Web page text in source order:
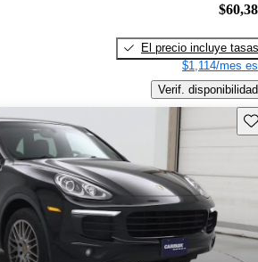
El precio incluye tasas
$1,114/mes
Verif. disponibilidad